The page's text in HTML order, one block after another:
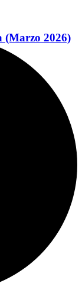
(Marzo 2026)